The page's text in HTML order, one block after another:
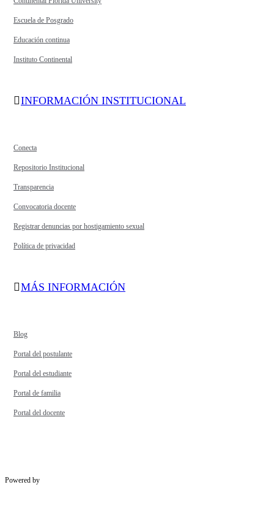
Escuela de Posgrado
Educación continua
Instituto Continental
INFORMACIÓN INSTITUCIONAL
Conecta
Repositorio Institucional
Transparencia
Convocatoria docente
Registrar denuncias por hostigamiento sexual
Política de privacidad
MÁS INFORMACIÓN
Blog
Portal del postulante
Portal del estudiante
Portal de familia
Portal del docente
Powered by